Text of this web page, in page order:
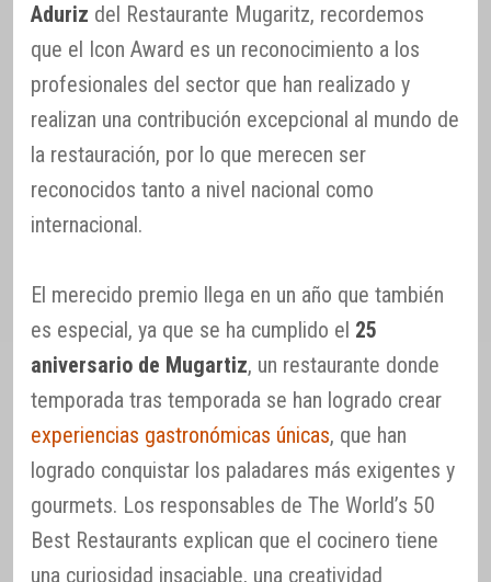
Aduriz del Restaurante Mugaritz, recordemos
que el Icon Award es un reconocimiento a los
profesionales del sector que han realizado y
realizan una contribución excepcional al mundo de
la restauración, por lo que merecen ser
reconocidos tanto a nivel nacional como
internacional.
El merecido premio llega en un año que también
es especial, ya que se ha cumplido el 25
aniversario de Mugartiz, un restaurante donde
temporada tras temporada se han logrado crear
experiencias gastronómicas únicas, que han
logrado conquistar los paladares más exigentes y
gourmets. Los responsables de The World’s 50
Best Restaurants explican que el cocinero tiene
una curiosidad insaciable, una creatividad